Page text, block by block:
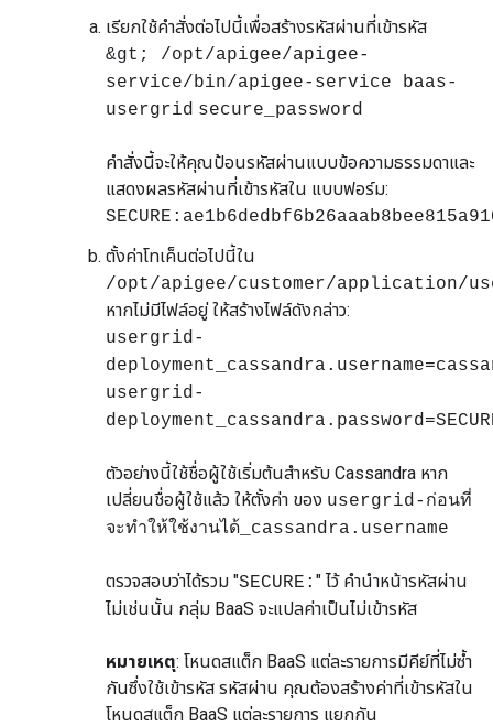
เรียกใช้คำสั่งต่อไปนี้เพื่อสร้างรหัสผ่านที่เข้ารหัส
&gt; /opt/apigee/apigee-
service/bin/apigee-service baas-
usergrid secure_password
คำสั่งนี้จะให้คุณป้อนรหัสผ่านแบบข้อความธรรมดาและ
แสดงผลรหัสผ่านที่เข้ารหัสใน แบบฟอร์ม:
ตั้งค่าโทเค็นต่อไปนี้ใน
/opt/apigee/customer/application/
หากไม่มีไฟล์อยู่ ให้สร้างไฟล์ดังกล่าว:
usergrid-
usergrid-
ตัวอย่างนี้ใช้ชื่อผู้ใช้เริ่มต้นสำหรับ Cassandra หาก
เปลี่ยนชื่อผู้ใช้แล้ว ให้ตั้งค่า ของ usergrid-ก่อนที่
จะทำให้ใช้งานได้_cassandra.username
ตรวจสอบว่าได้รวม "SECURE: " ไว้ คำนำหน้ารหัสผ่าน
ไม่เช่นนั้น กลุ่ม BaaS จะแปลค่าเป็นไม่เข้ารหัส
หมายเหตุ: โหนดสแต็ก BaaS แต่ละรายการมีคีย์ที่ไม่ซ้ำ
กันซึ่งใช้เข้ารหัส รหัสผ่าน คุณต้องสร้างค่าที่เข้ารหัสใน
โหนดสแต็ก BaaS แต่ละรายการ แยกกัน